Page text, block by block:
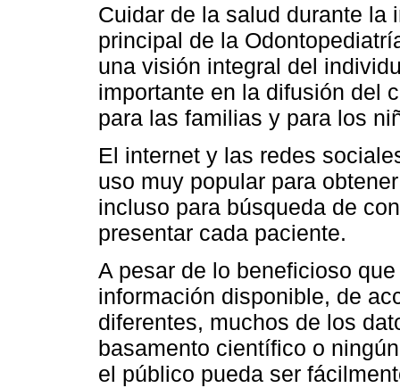
Cuidar de la salud durante
principal de la
una visión integral del
importante en la difusión del
para las familias y para los
El internet y las redes
uso muy popular para
incluso para búsqueda de
presentar cada paciente.
A pesar de lo beneficioso
información disponible, de
diferentes, muchos de los
basamento científico o
el público pueda ser